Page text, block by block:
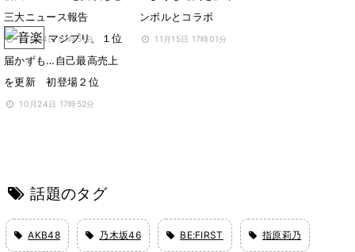
三大ニュース報告
12月24日 01時51分
ンボルとコラボ
11月15日 17時01分
マジプリ、１位
届かずも…自己最高売上
を更新 初登場２位
10月24日 17時52分
話題のタグ
AKB48 乃木坂46 BE:FIRST 指原莉乃